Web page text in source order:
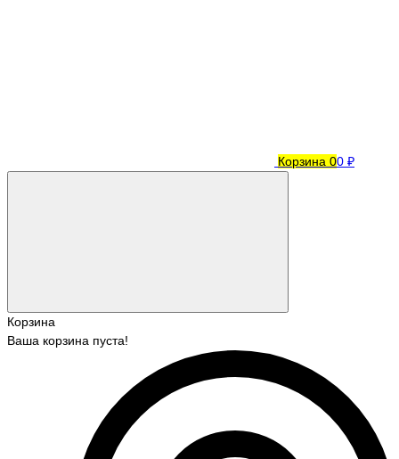
Корзина 00 ₽
Корзина
Ваша корзина пуста!